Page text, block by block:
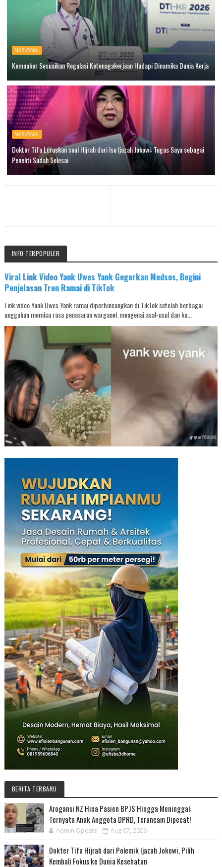
NASIONAL
Kemnaker Sesuaikan Regulasi Ketenagakerjaan Hadapi Dinamika Dunia Kerja
NASIONAL
Dokter Tifa Luruskan soal Hijrah dari Isu Ijazah Jokowi: Tugas Saya sebagai
Peneliti Sudah Selesai
INFO TERPOPULER
Viral Link Video Yank Uwes Yank Gegerkan Medsos, Begini
Penjelasan Tren Ramai di TikTok
Link video Yank Uwes Yank ramai diperbincangkan di TikTok setelah berbagai
unggahan memicu rasa penasaran warganet mengenai asal-usul dan ko...
BERITA TERBARU
Arogansi NZ Hina Pasien BPJS Hingga Meninggal:
Ternyata Anak Anggota DPRD, Terancam Dipecat!
Admin Oposisi Aug 07, 2026
Dokter Tifa Hijrah dari Polemik Ijazah Jokowi, Pilih
Kembali Fokus ke Dunia Kesehatan